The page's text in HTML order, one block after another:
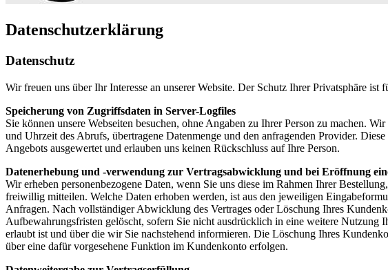
Datenschutzerklärung
Datenschutz
Wir freuen uns über Ihr Interesse an unserer Website. Der Schutz Ihrer Privatsphäre
Speicherung von Zugriffsdaten in Server-Logfiles
Sie können unsere Webseiten besuchen, ohne Angaben zu Ihrer Person zu machen.
und Uhrzeit des Abrufs, übertragene Datenmenge und den anfragenden Provider.
Angebots ausgewertet und erlauben uns keinen Rückschluss auf Ihre Person.
Datenerhebung und -verwendung zur Vertragsabwicklung und bei Eröffnung
Wir erheben personenbezogene Daten, wenn Sie uns diese im Rahmen Ihrer
freiwillig mitteilen. Welche Daten erhoben werden, ist aus den jeweiligen
Anfragen. Nach vollständiger Abwicklung des Vertrages oder Löschung Ihres
Aufbewahrungsfristen gelöscht, sofern Sie nicht ausdrücklich in eine weitere Nutzung
erlaubt ist und über die wir Sie nachstehend informieren. Die Löschung Ihres
über eine dafür vorgesehene Funktion im Kundenkonto erfolgen.